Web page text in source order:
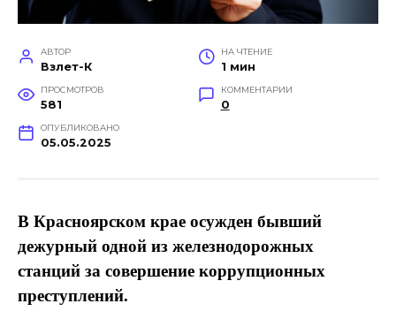
АВТОР
Взлет-К
НА ЧТЕНИЕ
1 мин
ПРОСМОТРОВ
581
КОММЕНТАРИИ
0
ОПУБЛИКОВАНО
05.05.2025
В Красноярском крае осужден бывший
дежурный одной из железнодорожных
станций за совершение коррупционных
преступлений.